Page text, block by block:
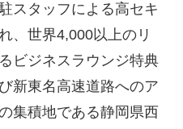
スタッフによる高セキ
、世界4,000以上のリ
ビジネスラウンジ特典
新東名高速道路へのア
集積地である静岡県西